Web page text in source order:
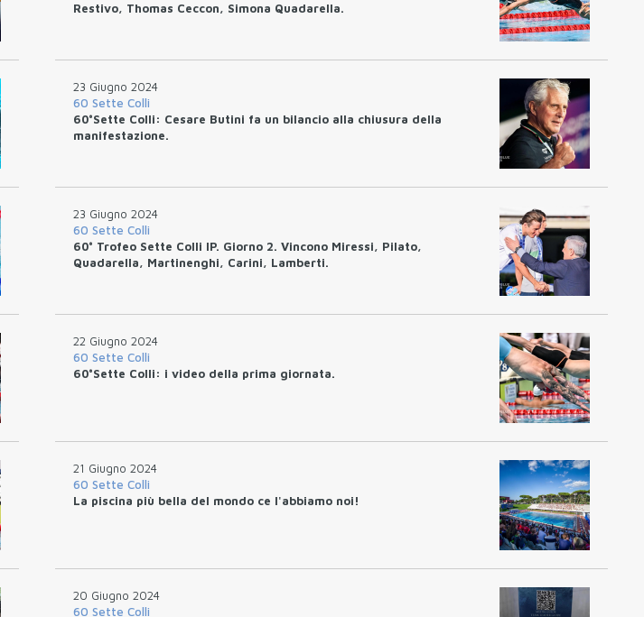
Restivo, Thomas Ceccon, Simona Quadarella.
23 Giugno 2024
60 Sette Colli
60°Sette Colli: Cesare Butini fa un bilancio alla chiusura della
manifestazione.
23 Giugno 2024
60 Sette Colli
60° Trofeo Sette Colli IP. Giorno 2. Vincono Miressi, Pilato,
Quadarella, Martinenghi, Carini, Lamberti.
22 Giugno 2024
60 Sette Colli
60°Sette Colli: i video della prima giornata.
21 Giugno 2024
60 Sette Colli
La piscina più bella del mondo ce l'abbiamo noi!
20 Giugno 2024
60 Sette Colli